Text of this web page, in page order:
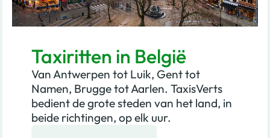
Taxiritten in België
Van Antwerpen tot Luik, Gent tot
Namen, Brugge tot Aarlen. TaxisVerts
bedient de grote steden van het land, in
beide richtingen, op elk uur.